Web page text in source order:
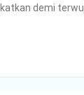
demi